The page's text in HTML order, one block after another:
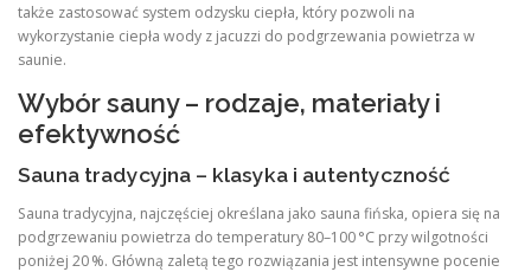
także zastosować system odzysku ciepła, który pozwoli na
wykorzystanie ciepła wody z jacuzzi do podgrzewania powietrza w
saunie.
Wybór sauny – rodzaje, materiały i
efektywność
Sauna tradycyjna – klasyka i autentyczność
Sauna tradycyjna, najczęściej określana jako sauna fińska, opiera się na
podgrzewaniu powietrza do temperatury 80–100 °C przy wilgotności
poniżej 20 %. Główną zaletą tego rozwiązania jest intensywne pocenie